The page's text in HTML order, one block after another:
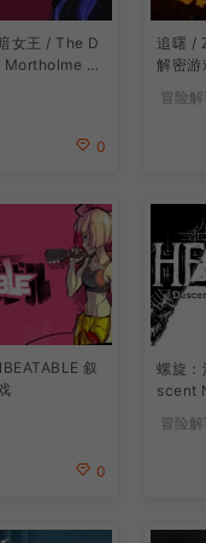
女王 / The D
多
0
追曙 /
解密游
冒险
叙
0
螺旋
scent
冒险